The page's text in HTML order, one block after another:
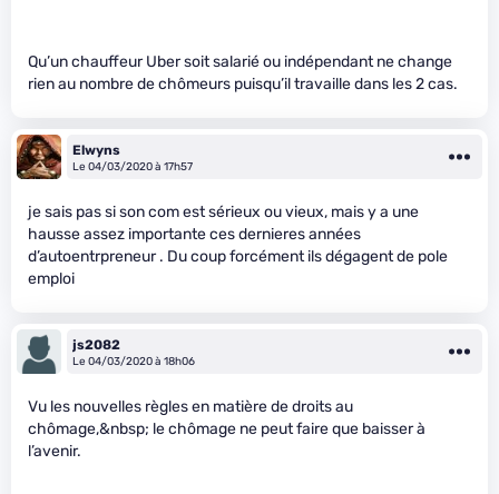
Qu’un chauffeur Uber soit salarié ou indépendant ne change
rien au nombre de chômeurs puisqu’il travaille dans les 2 cas.
Elwyns
Le 04/03/2020 à 17h57
je sais pas si son com est sérieux ou vieux, mais y a une
hausse assez importante ces dernieres années
d’autoentrpreneur . Du coup forcément ils dégagent de pole
emploi
js2082
Le 04/03/2020 à 18h06
Vu les nouvelles règles en matière de droits au
chômage,&nbsp; le chômage ne peut faire que baisser à
l’avenir.